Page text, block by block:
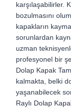
karşılaşabilirler.
bozulmasını
kapakların
sorunlardan
uzman
profesyonel bir
Dolap Kapak
kalmakta, belki
yaşanabilecek
Raylı Dolap